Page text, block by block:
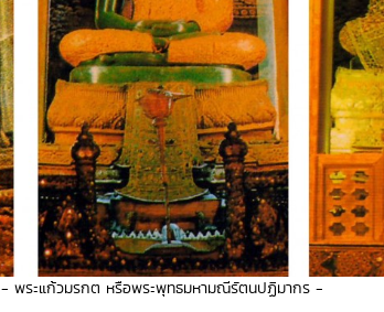
- พระแก้วมรกต หรือพระพุทธมหามณีรัตนปฏิมากร -